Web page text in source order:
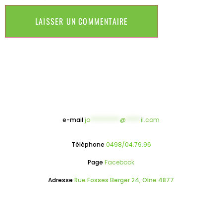
e-mailjo @ il.com
Téléphone 0498/04.79.96
Page Facebook
Adresse Rue Fosses Berger 24, Olne 4877